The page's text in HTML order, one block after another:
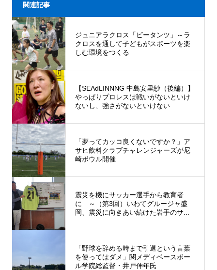
関連記事
ジュニアラクロス「ビータンツ」～ラ
クロスを通して子どもがスポーツを楽
しむ環境をつくる
【SEAdLINNNG 中島安里紗（後編）】
やっぱりプロレスは戦いがないといけ
ないし、強さがないといけない
「夢ってカッコ良くないですか？」ア
サヒ飲料クラブチャレンジャーズが尼
崎ボウル開催
震災を機にサッカー選手から教育者
に ～（第3回）いわてグルージャ盛
岡、震災に向きあい続けた岩手のサ...
「野球を辞める時まで引退という言葉
を使ってはダメ」関メディベースボー
ル学院総監督・井戸伸年氏